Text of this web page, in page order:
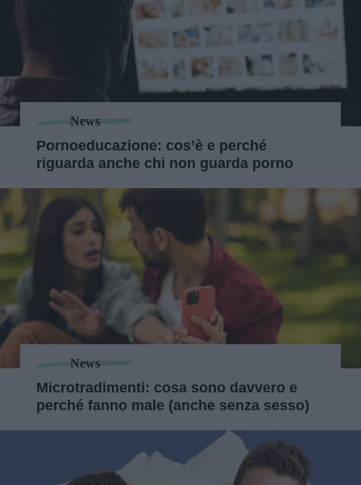
News
Pornoeducazione: cos’è e perché
riguarda anche chi non guarda porno
News
Microtradimenti: cosa sono davvero e
perché fanno male (anche senza sesso)